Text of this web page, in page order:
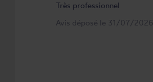
Très professionnel
Avis déposé le 31/07/2026